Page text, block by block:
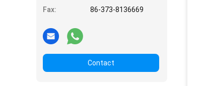
Fax:
86-373-8136669
Contact